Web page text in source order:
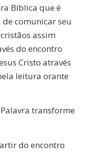
Bíblica que é
comunicar seu
assim
do encontro
Cristo através
leitura orante
Palavra transforme
do encontro